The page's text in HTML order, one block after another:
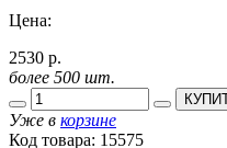
Цена:
2530 р.
более 500 шт.
Уже в корзине
Код товара: 15575